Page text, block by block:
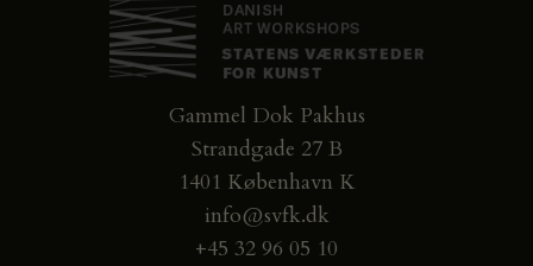
Gammel Dok Pakhus
Strandgade 27 B
1401 København K
info@svfk.dk
+45 32 96 05 10